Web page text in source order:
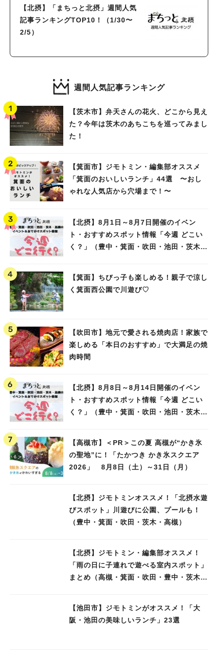
【北摂】「まちっと北摂」週間人気
記事ランキングTOP10！（1/30〜
2/5）
週間人気記事ランキング
【茨木市】弁天さんの花火、どこから見え
た？今年は茨木のあちこちを巡ってみまし
た！
【箕面市】ジモトミン・編集部オススメ
「箕面のおいしいランチ」44選 〜おし
ゃれな人気店から穴場まで！〜
【北摂】8月1日～8月7日開催のイベン
ト・おすすめスポット情報「今週 どこい
く？」（豊中・箕面・吹田・池田・茨木・
【箕面】ちびっ子も楽しめる！親子で涼し
く箕面西公園で川遊び♡
【吹田市】地元で愛される焼肉店！家族で
楽しめる「本日のおすすめ」で大満足の焼
肉時間
【北摂】8月8日～8月14日開催のイベン
ト・おすすめスポット情報「今週 どこい
く？」（豊中・箕面・吹田・池田・茨木・
【高槻市】＜PR＞この夏 高槻が“かき氷
の聖地”に！「たかつき かき氷スクエア
2026」 8月8日（土）～31日（月）
【北摂】ジモトミンオススメ！「北摂水遊
びスポット」川遊びに公園、プールも！
（豊中・箕面・吹田・茨木・高槻）
【北摂】ジモトミン・編集部オススメ！
「雨の日に子連れで遊べる室内スポット」
まとめ（高槻・箕面・吹田・豊中・茨木・
【池田市】ジモトミンがオススメ！「大
阪・池田の美味しいランチ」23選